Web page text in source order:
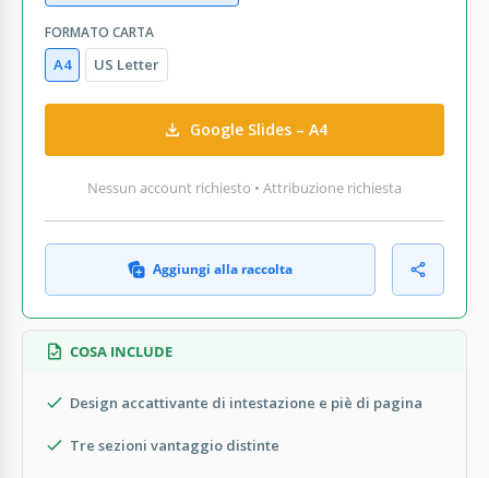
FORMATO CARTA
A4 US Letter
Google Slides – A4
Nessun account richiesto • Attribuzione richiesta
Aggiungi alla raccolta
COSA INCLUDE
Design accattivante di intestazione e piè di pagina
Tre sezioni vantaggio distinte